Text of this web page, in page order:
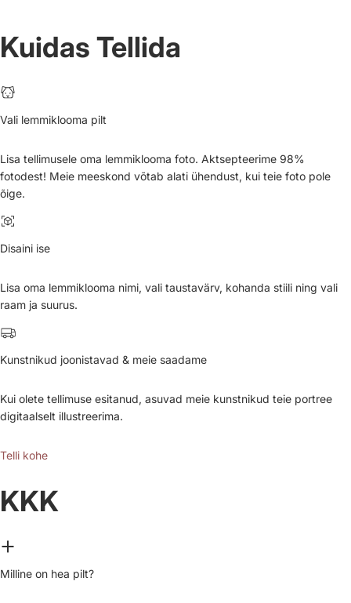
Kuidas Tellida
Vali lemmiklooma pilt
Lisa tellimusele oma lemmiklooma foto. Aktsepteerime 98%
fotodest! Meie meeskond võtab alati ühendust, kui teie foto pole
õige.
Disaini ise
Lisa oma lemmiklooma nimi, vali taustavärv, kohanda stiili ning vali
raam ja suurus.
Kunstnikud joonistavad & meie saadame
Kui olete tellimuse esitanud, asuvad meie kunstnikud teie portree
digitaalselt illustreerima.
Telli kohe
KKK
Milline on hea pilt?